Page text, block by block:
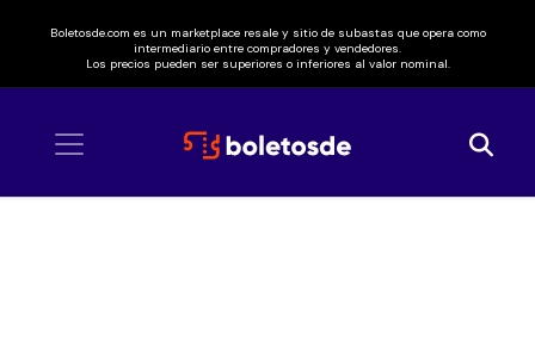
Boletosde.com es un marketplace resale y sitio de subastas que opera como
intermediario entre compradores y vendedores.
Los precios pueden ser superiores o inferiores al valor nominal.